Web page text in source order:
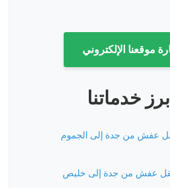
موقعنا الإلكتروني
خدماتنا
عفش من جدة إلى الجموم
عفش من جدة إلى خليص